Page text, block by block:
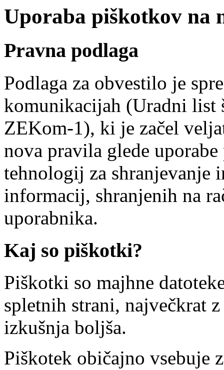
Uporaba piškotkov na
Pravna podlaga
Podlaga za obvestilo je
komunikacijah (Uradni list
ZEKom-1), ki je začel
nova pravila glede
tehnologij za shranjevanje
informacij, shranjenih na
uporabnika.
Kaj so piškotki?
Piškotki so majhne
spletnih strani, največkrat
izkušnja boljša.
Piškotek običajno vsebuje